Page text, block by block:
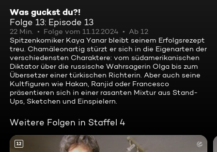
Was guckst du?!
Folge 13: Episode 13
22 Min. Folge vom 11.12.2024
Ab 12
Spitzenkomiker Kaya Yanar bleibt seinem Erfolgsrezept
treu. Chamäleonartig stürzt er sich in die Eigenarten der
verschiedensten Charaktere: vom südamerikanischen
Diktator über die russische Wahrsagerin Olga bis zum
Übersetzer einer türkischen Richterin. Aber auch seine
Kultfiguren wie Hakan, Ranjid oder Francesco
präsentieren sich in einer rasanten Mixtur aus Stand-
Ups, Sketchen und Einspielern.
Weitere Folgen in Staffel 4
12